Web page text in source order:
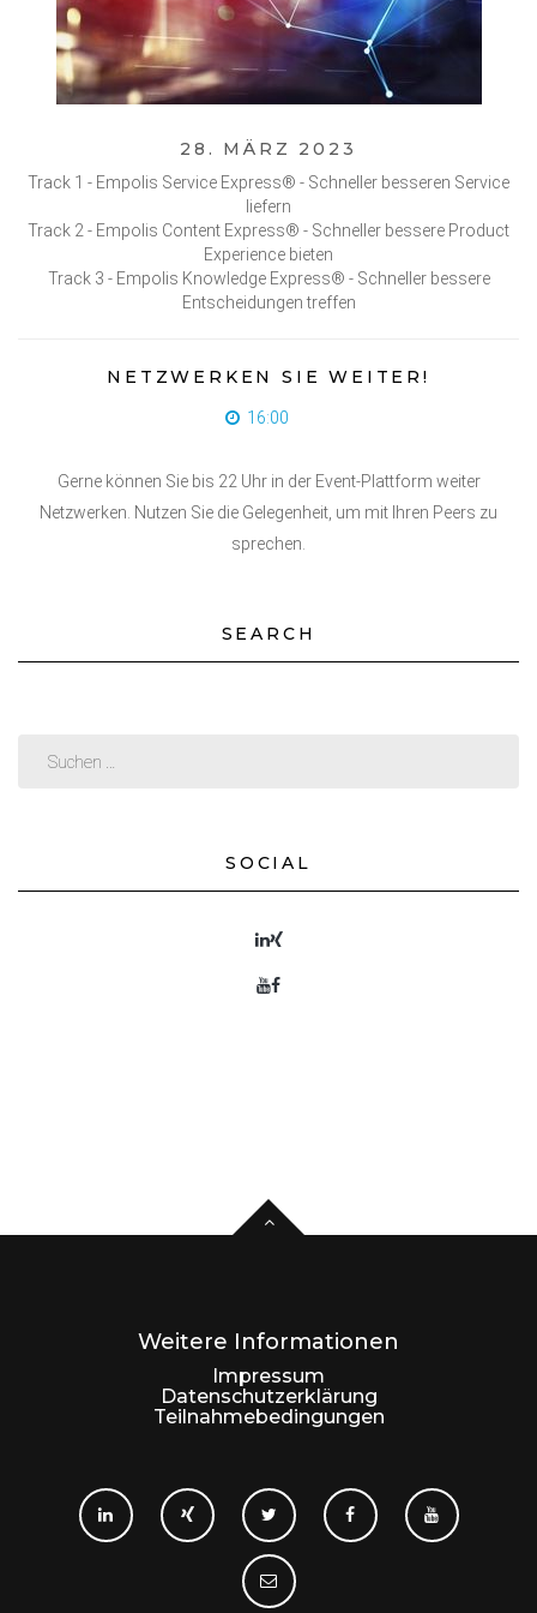
28. MÄRZ 2023
Track 1 - Empolis Service Express® - Schneller besseren Service
liefern
Track 2 - Empolis Content Express® - Schneller bessere Product
Experience bieten
Track 3 - Empolis Knowledge Express® - Schneller bessere
Entscheidungen treffen
NETZWERKEN SIE WEITER!
16:00
Gerne können Sie bis 22 Uhr in der Event-Plattform weiter
Netzwerken. Nutzen Sie die Gelegenheit, um mit Ihren Peers zu
sprechen.
SEARCH
SOCIAL
Weitere Informationen
Impressum
Datenschutzerklärung
Teilnahmebedingungen